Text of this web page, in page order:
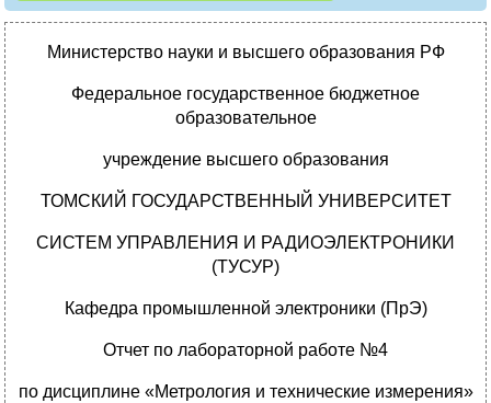
Министерство науки и высшего образования РФ
Федеральное государственное бюджетное
образовательное
учреждение высшего образования
ТОМСКИЙ ГОСУДАРСТВЕННЫЙ УНИВЕРСИТЕТ
СИСТЕМ УПРАВЛЕНИЯ И РАДИОЭЛЕКТРОНИКИ
(ТУСУР)
Кафедра промышленной электроники (ПрЭ)
Отчет по лабораторной работе №4
по дисциплине «Метрология и технические измерения»